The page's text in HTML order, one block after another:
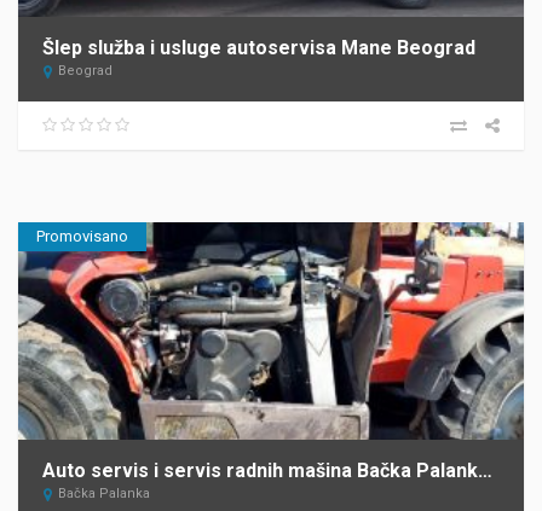
Šlep služba i usluge autoservisa Mane Beograd
Beograd
Promovisano
Auto servis i servis radnih mašina Bačka Palanka Krnajac
Bačka Palanka